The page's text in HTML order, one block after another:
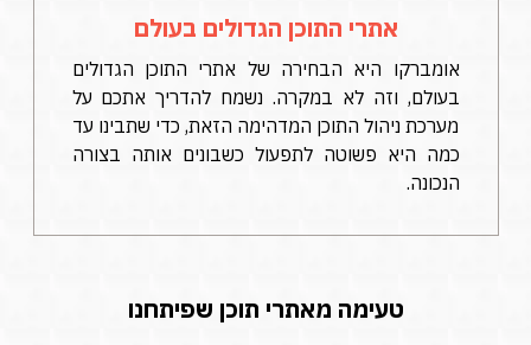
אתרי התוכן הגדולים בעולם
אומברקו היא הבחירה של אתרי התוכן הגדולים
בעולם, וזה לא במקרה. נשמח להדריך אתכם על
מערכת ניהול התוכן המדהימה הזאת, כדי שתבינו עד
כמה היא פשוטה לתפעול כשבונים אותה בצורה
הנכונה.
טעימה מאתרי תוכן שפיתחנו